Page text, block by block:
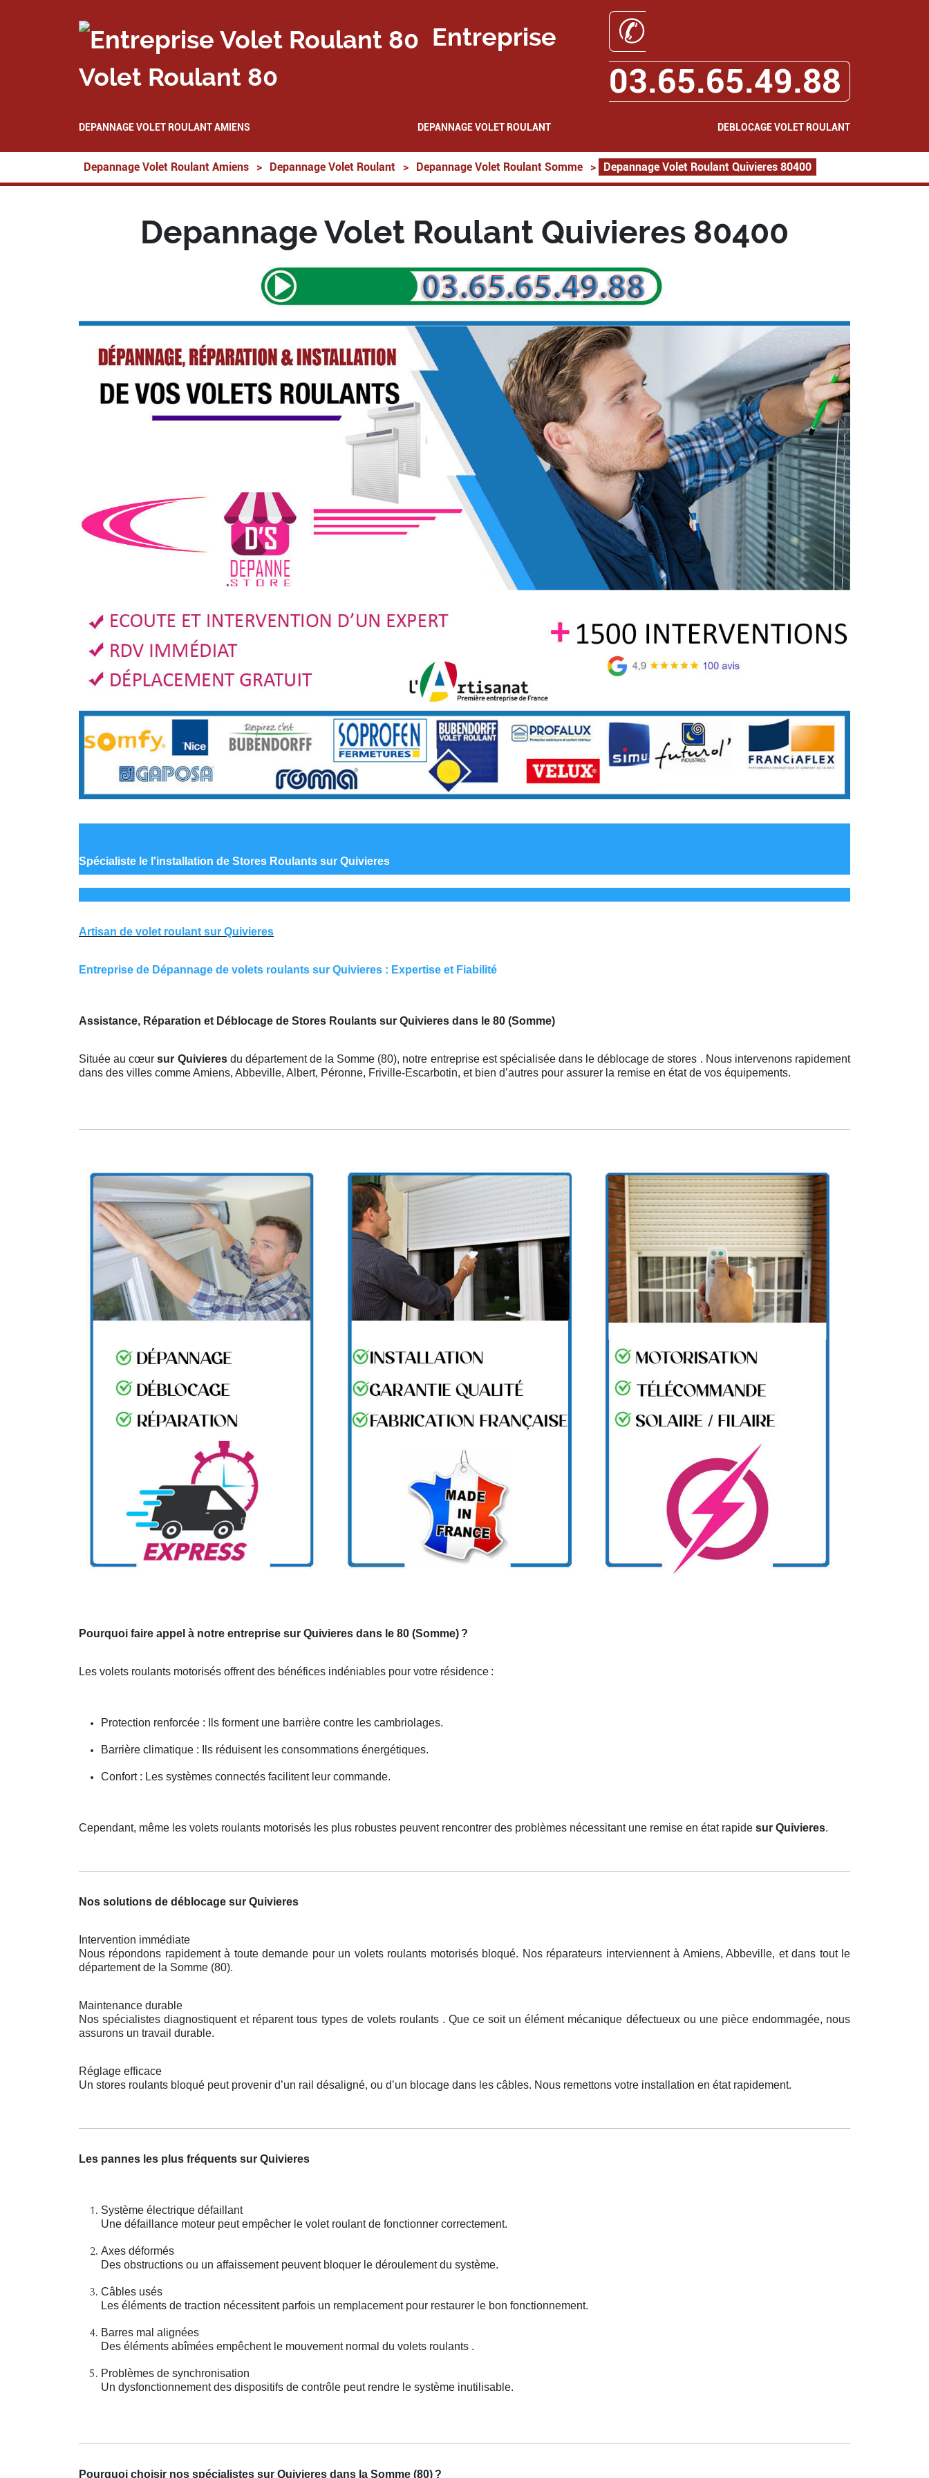
Entreprise
Volet Roulant 80
✆
03.65.65.49.88
DEPANNAGE VOLET ROULANT AMIENS DEPANNAGE VOLET ROULANT DEBLOCAGE VOLET ROULANT
Depannage Volet Roulant Amiens > Depannage Volet Roulant > Depannage Volet Roulant Somme > Depannage Volet Roulant Quivieres 80400
Depannage Volet Roulant Quivieres 80400
Spécialiste le l'installation de Stores Roulants sur Quivieres
Artisan de volet roulant sur Quivieres
Entreprise de Dépannage de volets roulants sur Quivieres : Expertise et Fiabilité
Assistance, Réparation et Déblocage de Stores Roulants sur Quivieres dans le 80 (Somme)
Située au cœursur Quivieres du département de la Somme (80), notre entreprise est spécialisée dans le déblocage de stores . Nous intervenons rapidement
dans des villes comme Amiens, Abbeville, Albert, Péronne, Friville-Escarbotin, et bien d’autres pour assurer la remise en état de vos équipements.
Pourquoi faire appel à notre entreprise sur Quivieres dans le 80 (Somme) ?
Les volets roulants motorisés offrent des bénéfices indéniables pour votre résidence :
Protection renforcée : Ils forment une barrière contre les cambriolages.
Barrière climatique : Ils réduisent les consommations énergétiques.
Confort : Les systèmes connectés facilitent leur commande.
Cependant, même les volets roulants motorisés les plus robustes peuvent rencontrer des problèmes nécessitant une remise en état rapide sur Quivieres.
Nos solutions de déblocage sur Quivieres
Intervention immédiate
Nous répondons rapidement à toute demande pour un volets roulants motorisés bloqué. Nos réparateurs interviennent à Amiens, Abbeville, et dans tout le
département de la Somme (80).
Maintenance durable
Nos spécialistes diagnostiquent et réparent tous types de volets roulants . Que ce soit un élément mécanique défectueux ou une pièce endommagée, nous
assurons un travail durable.
Réglage efficace
Un stores roulants bloqué peut provenir d’un rail désaligné, ou d’un blocage dans les câbles. Nous remettons votre installation en état rapidement.
Les pannes les plus fréquents sur Quivieres
Système électrique défaillant
Une défaillance moteur peut empêcher le volet roulant de fonctionner correctement.
Axes déformés
Des obstructions ou un affaissement peuvent bloquer le déroulement du système.
Câbles usés
Les éléments de traction nécessitent parfois un remplacement pour restaurer le bon fonctionnement.
Barres mal alignées
Des éléments abîmées empêchent le mouvement normal du volets roulants .
Problèmes de synchronisation
Un dysfonctionnement des dispositifs de contrôle peut rendre le système inutilisable.
Pourquoi choisir nos spécialistes sur Quivieres dans la Somme (80) ?